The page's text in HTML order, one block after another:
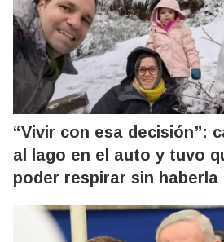
“Vivir con esa decisión”:
al lago en el auto y tuvo
poder respirar sin haberla